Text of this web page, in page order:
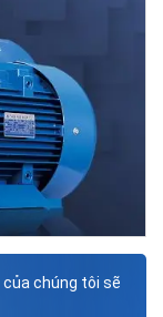
của chúng tôi sẽ